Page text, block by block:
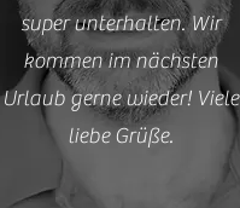
super unterhalten. Wir
kommen im nächsten
Urlaub gerne wieder! Viele
liebe Grüße.